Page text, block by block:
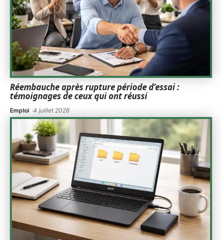
Réembauche après rupture période d’essai :
témoignages de ceux qui ont réussi
Emploi 4 juillet 2026